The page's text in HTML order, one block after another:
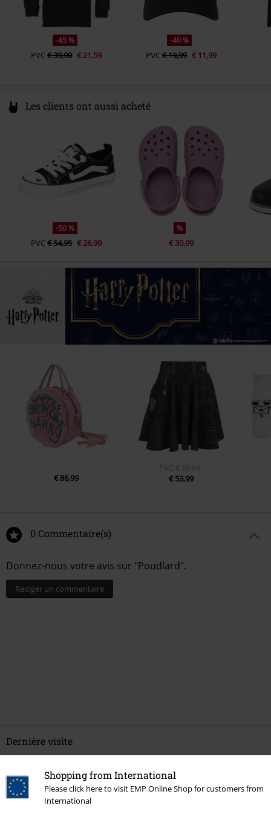
Shopping from International
Please click here to visit EMP Online Shop for customers from
International
-45 %
PVC€ 39,90 € 21,59
-40 %
PVC€ 19,99 € 11,99
Les clients ont aussi acheté
-50 %
PVC€ 54,95 € 26,99
%
€ 30,99
€ 86,99
PVC € 59,99
€ 53,99
0 Commentaire(s)
Donnez-nous votre avis sur "Poudlard".
Rédiger un commentaire
Dernière visite